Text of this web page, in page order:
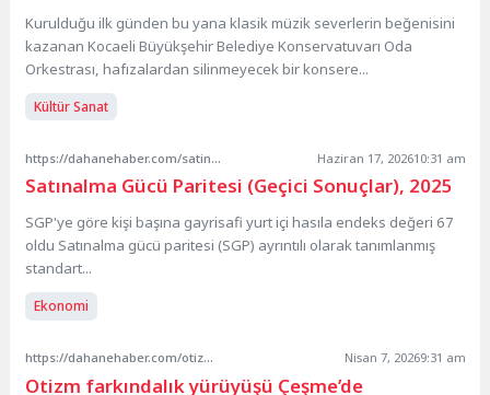
Kurulduğu ilk günden bu yana klasik müzik severlerin beğenisini
kazanan Kocaeli Büyükşehir Belediye Konservatuvarı Oda
Orkestrası, hafızalardan silinmeyecek bir konsere...
Kültür Sanat
https://dahanehaber.com/satinalma-gucu-paritesi-gecici-sonuclar-2025/ Haziran 17, 202610:31 am
Satınalma Gücü Paritesi (Geçici Sonuçlar), 2025
SGP'ye göre kişi başına gayrisafi yurt içi hasıla endeks değeri 67
oldu Satınalma gücü paritesi (SGP) ayrıntılı olarak tanımlanmış
standart...
Ekonomi
https://dahanehaber.com/otizm-farkindalik-yuruyusu-cesmede-duzenleniyor/ Nisan 7, 20269:31 am
Otizm farkındalık yürüyüşü Çeşme’de